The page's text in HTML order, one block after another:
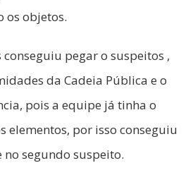
os objetos.
pegar o suspeitos ,
da Cadeia Pública e o
pois a equipe já tinha o
elementos, por isso conseguiu
segundo suspeito.